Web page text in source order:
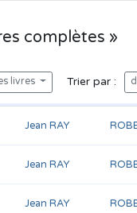
complètes »
livres Trier par :
Jean RAY
Jean RAY
Jean RAY